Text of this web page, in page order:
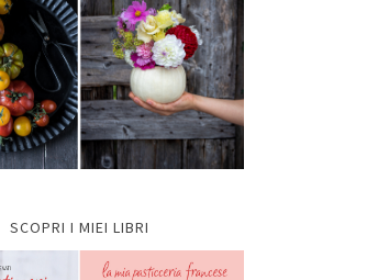
SCOPRI I MIEI LIBRI